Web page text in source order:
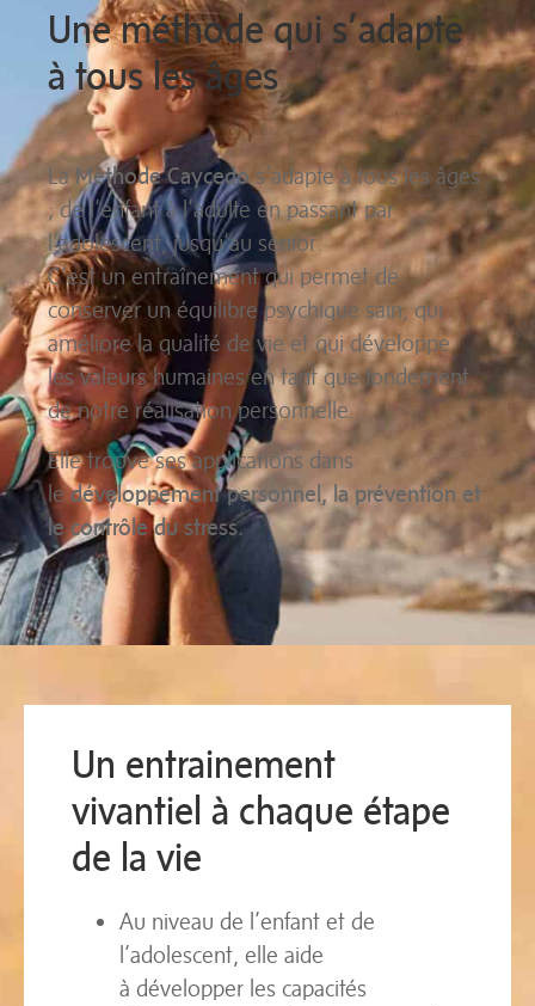
Une méthode qui s’adapte
à tous les âges
LaMéthode Caycedo s’adapte à tous les âges
; de l’enfant à l’adulte en passant par
l’adolescent, jusqu’au sénior.
C’est un entraînement qui permet de
conserver un équilibre psychique sain, qui
améliore la qualité de vie et qui développe
les valeurs humaines en tant que fondement
de notre réalisation personnelle.
Elle trouve ses applications dans
ledéveloppement personnel, la prévention et
le contrôle du stress.
Un entrainement
vivantiel à chaque étape
de la vie
Au niveau de l’enfant et de
l’adolescent, elle aide
à développer les capacités